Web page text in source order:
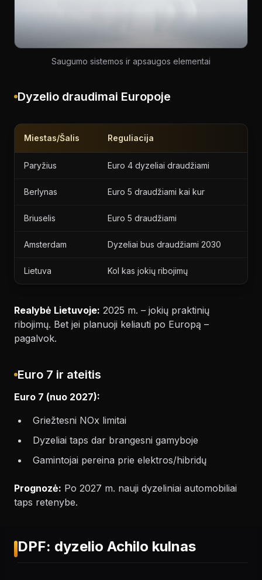
Saugumo sistemos ir apsaugos elementai
Dyzelio draudimai Europoje
Miestas/Šalis Reguliacija
Paryžius Euro 4 dyzeliai draudžiami
Berlynas Euro 5 draudžiami kai kur
Briuselis Euro 5 draudžiami
Amsterdam Dyzeliai bus draudžiami 2030
Lietuva Kol kas jokių ribojimų
Realybė Lietuvoje: 2025 m. – jokių praktinių
ribojimų. Bet jei planuoji keliauti po Europą –
pagalvok.
Euro 7 ir ateitis
Euro 7 (nuo 2027):
Griežtesni NOx limitai
Dyzeliai taps dar brangesni gamyboje
Gamintojai pereina prie elektros/hibridų
Prognozė: Po 2027 m. nauji dyzeliniai automobiliai
taps retenybe.
DPF: dyzelio Achilo kulnas